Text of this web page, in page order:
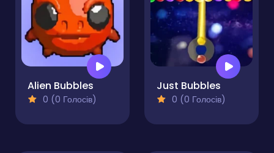
Alien Bubbles
0 (0 Голосів)
Just Bubbles
0 (0 Голосів)